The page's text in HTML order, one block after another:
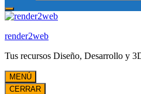
render2web
Tus recursos Diseño, Desarrollo y
MENÚ
CERRAR